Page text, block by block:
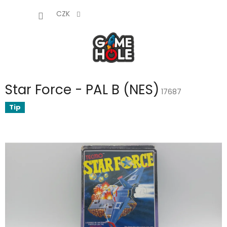
CZK
Star Force - PAL B (NES) 17687
Tip